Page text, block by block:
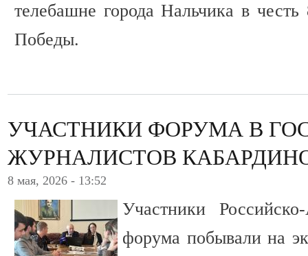
телебашне города Нальчика в
Победы.
УЧАСТНИКИ ФОРУМА В
ЖУРНАЛИСТОВ
8 мая, 2026 - 13:52
Участники
форума побывали на